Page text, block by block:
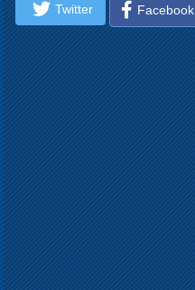
Twitter
Facebook